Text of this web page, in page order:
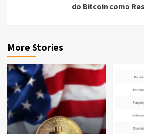
do Bitcoin como
More Stories